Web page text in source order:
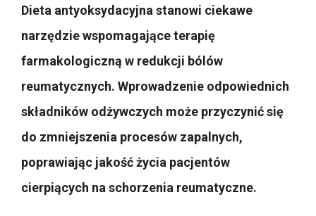
Dieta antyoksydacyjna stanowi ciekawe
narzędzie wspomagające terapię
farmakologiczną w redukcji bólów
reumatycznych. Wprowadzenie odpowiednich
składników odżywczych może przyczynić się
do zmniejszenia procesów zapalnych,
poprawiając jakość życia pacjentów
cierpiących na schorzenia reumatyczne.